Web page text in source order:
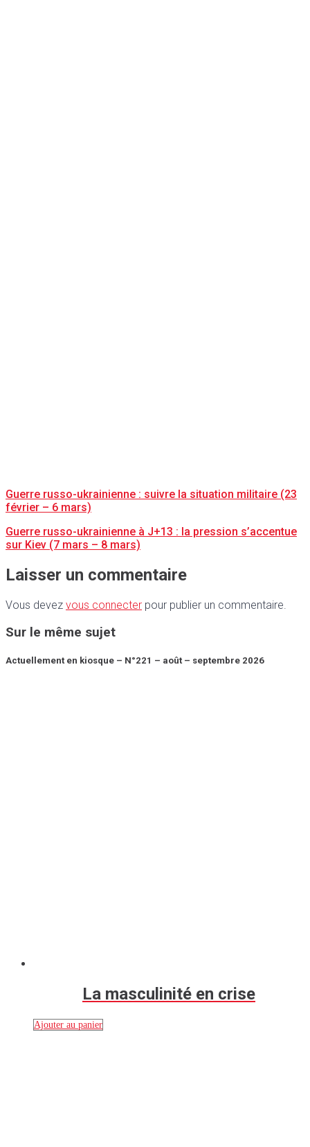
Guerre russo-ukrainienne : suivre la situation militaire (23
février – 6 mars)
Guerre russo-ukrainienne à J+13 : la pression s’accentue
sur Kiev (7 mars – 8 mars)
Laisser un commentaire
Vous devez vous connecter pour publier un commentaire.
Sur le même sujet
Actuellement en kiosque – N°221 – août – septembre 2026
La masculinité en crise
Ajouter au panier